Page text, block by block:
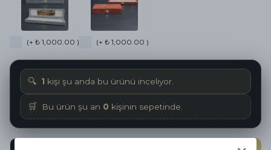
(+ ₺ 1,000.00 ) (+ ₺ 1,000.00 )
🔍 1 kişi şu anda bu ürünü inceliyor.
🛒 Bu ürün şu an 0 kişinin sepetinde.